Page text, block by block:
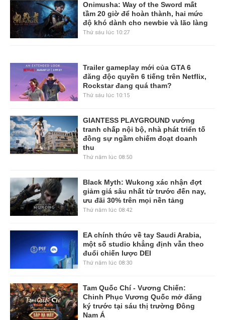
Onimusha: Way of the Sword mất
tầm 20 giờ để hoàn thành, hai mức
độ khó dành cho newbie và lão làng
Thứ sáu lúc 10:27
Trailer gameplay mới của GTA 6
đăng độc quyền 6 tiếng trên Netflix,
Rockstar đang quá tham?
Thứ sáu lúc 10:15
GIANTESS PLAYGROUND vướng
tranh chấp nội bộ, nhà phát triển tố
đồng sự ngầm chiếm đoạt doanh
thu
Thứ năm lúc 08:50
Black Myth: Wukong xác nhận đợt
giảm giá sâu nhất từ trước đến nay,
ưu đãi 30% trên mọi nền tảng
Thứ năm lúc 08:42
EA chính thức về tay Saudi Arabia,
một số studio khẳng định vẫn theo
đuổi chiến lược DEI
Thứ năm lúc 08:30
Tam Quốc Chí - Vương Chiến:
Chinh Phục Vương Quốc mở đăng
ký trước tại sáu thị trường Đông
Nam Á